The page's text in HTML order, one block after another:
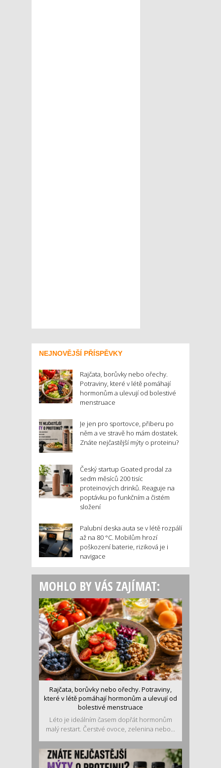
NEJNOVĚJŠÍ PŘÍSPĚVKY
Rajčata, borůvky nebo ořechy.
Potraviny, které v létě pomáhají
hormonům a ulevují od bolestivé
menstruace
Je jen pro sportovce, přiberu po
něm a ve stravě ho mám dostatek.
Znáte nejčastější mýty o proteinu?
Český startup Goated prodal za
sedm měsíců 200 tisíc
proteinových drinků. Reaguje na
poptávku po funkčním a čistém
složení
Palubní deska auta se v létě rozpálí
až na 80 °C. Mobilům hrozí
poškození baterie, riziková je i
navigace
MOHLO BY VÁS ZAJÍMAT:
Rajčata, borůvky nebo ořechy. Potraviny,
které v létě pomáhají hormonům a ulevují od
bolestivé menstruace
Léto je ideálním časem dopřát hormonům
malý restart. Čerstvé ovoce, zelenina nebo...